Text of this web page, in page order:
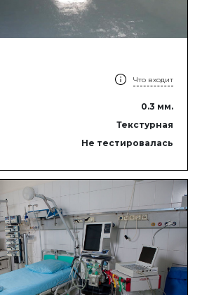
Что входит
0.3 мм.
Текстурная
Не тестировалась